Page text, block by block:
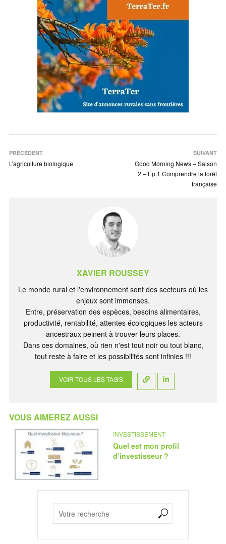
PRÉCÉDENT
L’agriculture biologique
SUIVANT
Good Morning News – Saison
2 – Ep.1 Comprendre la forêt
française
XAVIER ROUSSEY
Le monde rural et l'environnement sont des secteurs où les
enjeux sont immenses.
Entre, préservation des espèces, besoins alimentaires,
productivité, rentabilité, attentes écologiques les acteurs
ancestraux peinent à trouver leurs places.
Dans ces domaines, où rien n'est tout noir ou tout blanc,
tout reste à faire et les possibilités sont infinies !!!
VOIR TOUS LES TAG'S
VOUS AIMEREZ AUSSI
INVESTISSEMENT
Quel est mon profil
d’investisseur ?